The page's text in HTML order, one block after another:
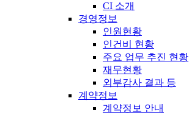
CI 소개
경영정보
인원현황
인건비 현황
주요 업무 추진 현황
재무현황
외부감사 결과 등
계약정보
계약정보 안내